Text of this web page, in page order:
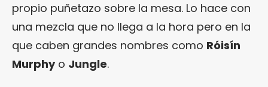
propio puñetazo sobre la mesa. Lo hace con
una mezcla que no llega a la hora pero en la
que caben grandes nombres como Róisín
Murphyo Jungle.